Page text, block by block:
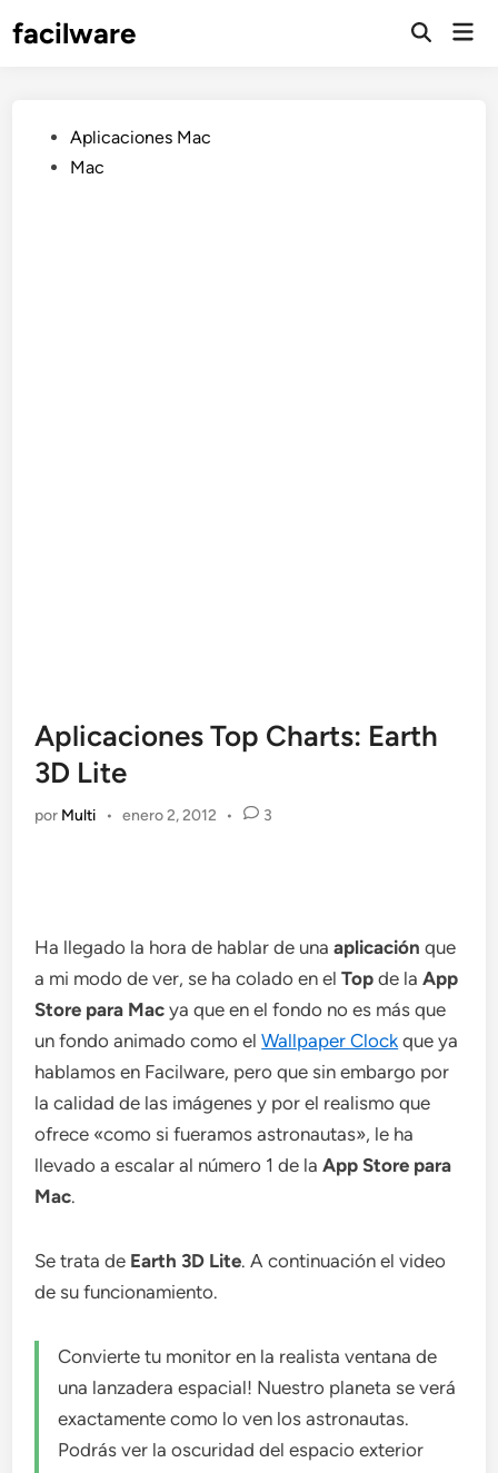
facilware
Publicado
en
Aplicaciones Mac
Mac
Aplicaciones Top Charts: Earth
3D Lite
por Multi • enero 2, 2012 • 3
Ha llegado la hora de hablar de unaaplicación que
a mi modo de ver, se ha colado en elTop de laApp
Store para Mac ya que en el fondo no es más que
un fondo animado como elWallpaper Clock que ya
hablamos en Facilware, pero que sin embargo por
la calidad de las imágenes y por el realismo que
ofrece «como si fueramos astronautas», le ha
llevado a escalar al número 1 de laApp Store para
Mac.
Se trata de Earth 3D Lite. A continuación el video
de su funcionamiento.
Convierte tu monitor en la realista ventana de
una lanzadera espacial! Nuestro planeta se verá
exactamente como lo ven los astronautas.
Podrás ver la oscuridad del espacio exterior